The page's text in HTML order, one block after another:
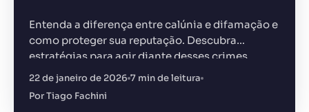
Entenda a diferença entre calúnia e difamação e
como proteger sua reputação. Descubra
estratégias para agir diante desses crimes
22 de janeiro de 2026 7 min de leitura
Por Tiago Fachini
+14.000 juristas